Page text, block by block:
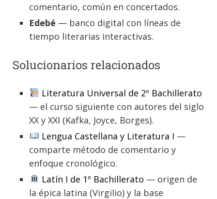
comentario, común en concertados.
Edebé — banco digital con líneas de
tiempo literarias interactivas.
Solucionarios relacionados
Literatura Universal de 2º Bachillerato
— el curso siguiente con autores del siglo
XX y XXI (Kafka, Joyce, Borges).
Lengua Castellana y Literatura I —
comparte método de comentario y
enfoque cronológico.
Latín I de 1º Bachillerato — origen de
la épica latina (Virgilio) y la base